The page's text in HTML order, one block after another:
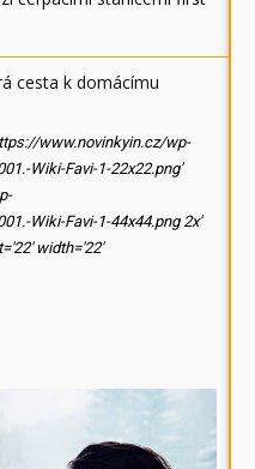
cesta k domácímu
www.novinkyin.cz/wp-
Wiki-Favi-1-22x22.png'
Wiki-Favi-1-44x44.png 2x'
width='22'